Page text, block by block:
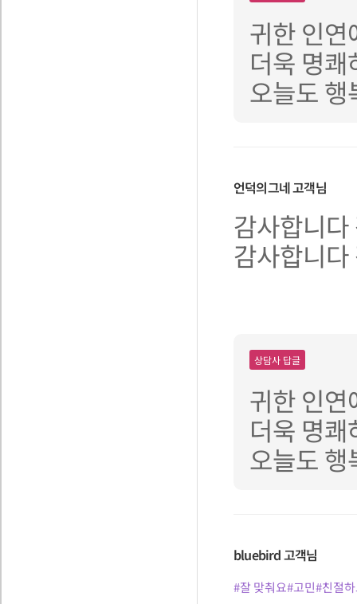
귀한 인
더욱 명
오늘도
언덕의그네고객님
감사합니
감사합니
상담사 답글
귀한 인
더욱 명
오늘도
bluebird고객님
#잘 맞춰요#고민#친절